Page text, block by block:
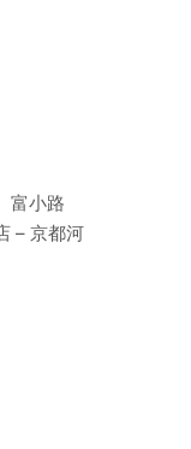
富小路
– 京都河